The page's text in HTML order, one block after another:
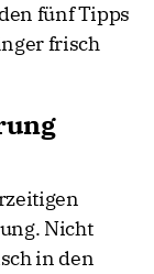
fünf Tipps
frisch
Nicht
in den